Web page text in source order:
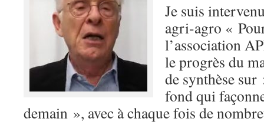
Je suis
agri-agro «
l’association
le progrès du
de synthèse
fond qui
demain », avec à chaque fois de